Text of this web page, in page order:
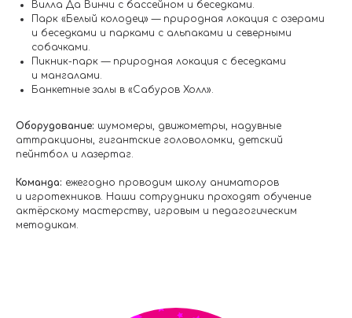
Вилла Да Винчи с бассейном и беседками.
Парк «Белый колодец» — природная локация с озерами
и беседками и парками с альпаками и северными
собачками.
Пикник-парк — природная локация с беседками
и мангалами.
Банкетные залы в «Сабуров Холл».
Оборудование: шумомеры, движометры, надувные
аттракционы, гигантские головоломки, детский
пейнтбол и лазертаг.
Команда: ежегодно проводим школу аниматоров
и игротехников. Наши сотрудники проходят обучение
актёрскому мастерству, игровым и педагогическим
методикам.